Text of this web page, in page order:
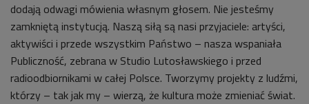
dodają odwagi mówienia własnym głosem. Nie jesteśmy
zamkniętą instytucją. Naszą siłą są nasi przyjaciele: artyści,
aktywiści i przede wszystkim Państwo – nasza wspaniała
Publiczność, zebrana w Studio Lutosławskiego i przed
radioodbiornikami w całej Polsce. Tworzymy projekty z ludźmi,
którzy – tak jak my – wierzą, że kultura może zmieniać świat.